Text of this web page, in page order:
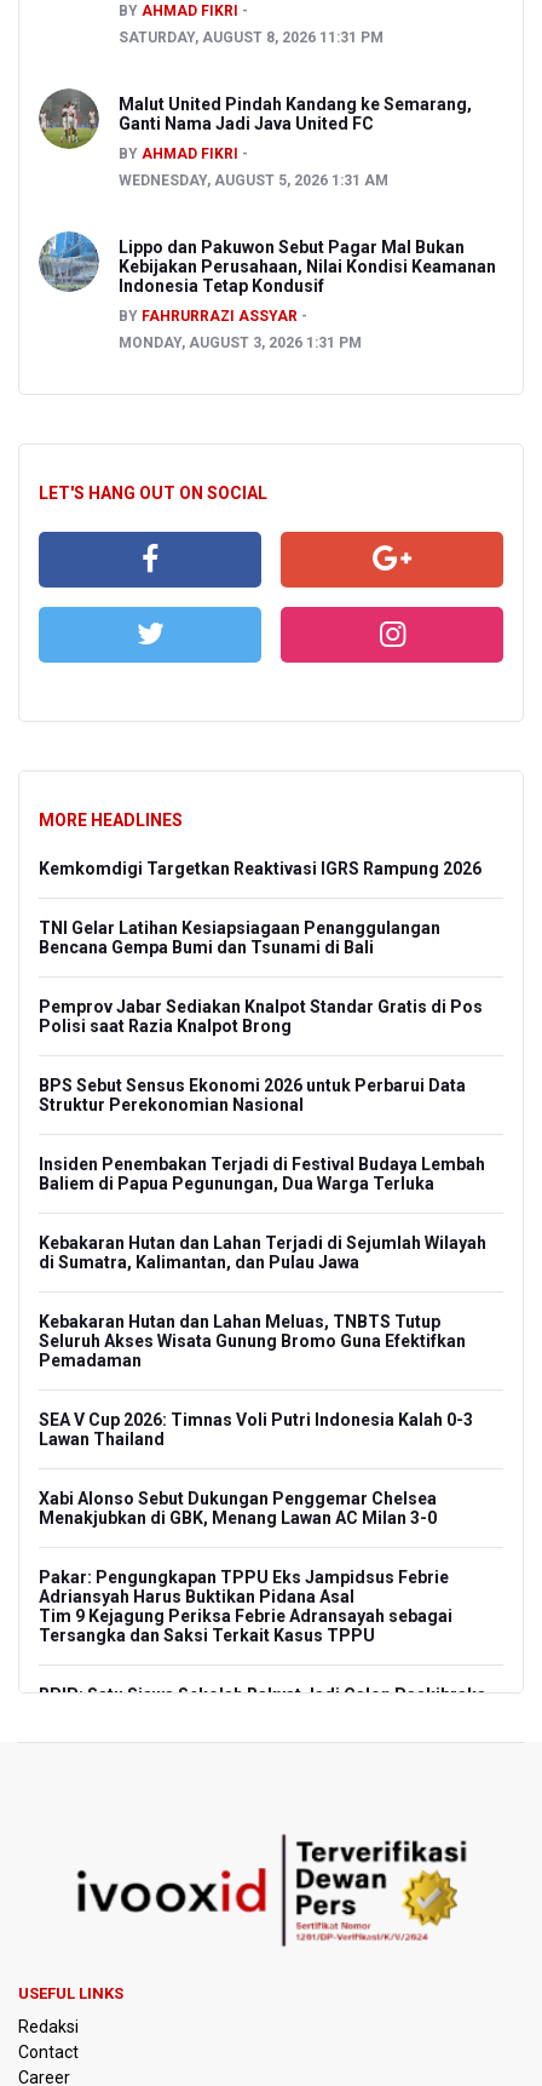
BY AHMAD FIKRI
SATURDAY, AUGUST 8, 2026 11:31 PM
Malut United Pindah Kandang ke Semarang,
Ganti Nama Jadi Java United FC
BY AHMAD FIKRI
WEDNESDAY, AUGUST 5, 2026 1:31 AM
Lippo dan Pakuwon Sebut Pagar Mal Bukan
Kebijakan Perusahaan, Nilai Kondisi Keamanan
Indonesia Tetap Kondusif
BY FAHRURRAZI ASSYAR
MONDAY, AUGUST 3, 2026 1:31 PM
LET'S HANG OUT ON SOCIAL
MORE HEADLINES
Kemkomdigi Targetkan Reaktivasi IGRS Rampung 2026
TNI Gelar Latihan Kesiapsiagaan Penanggulangan
Bencana Gempa Bumi dan Tsunami di Bali
Pemprov Jabar Sediakan Knalpot Standar Gratis di Pos
Polisi saat Razia Knalpot Brong
BPS Sebut Sensus Ekonomi 2026 untuk Perbarui Data
Struktur Perekonomian Nasional
Insiden Penembakan Terjadi di Festival Budaya Lembah
Baliem di Papua Pegunungan, Dua Warga Terluka
Kebakaran Hutan dan Lahan Terjadi di Sejumlah Wilayah
di Sumatra, Kalimantan, dan Pulau Jawa
Kebakaran Hutan dan Lahan Meluas, TNBTS Tutup
Seluruh Akses Wisata Gunung Bromo Guna Efektifkan
Pemadaman
SEA V Cup 2026: Timnas Voli Putri Indonesia Kalah 0-3
Lawan Thailand
Xabi Alonso Sebut Dukungan Penggemar Chelsea
Menakjubkan di GBK, Menang Lawan AC Milan 3-0
Pakar: Pengungkapan TPPU Eks Jampidsus Febrie
Adriansyah Harus Buktikan Pidana Asal
Tim 9 Kejagung Periksa Febrie Adransayah sebagai
Tersangka dan Saksi Terkait Kasus TPPU
BPIP: Satu Siswa Sekolah Rakyat Jadi Calon Paskibraka
Kemensos Targetkan 150 Ribu Siswa Masuk Program
Sekolah Rakyat Tahun 2027
Pemprov DKI Jakarta Pastikan Data Pajak dan Aset
Daerah Aman dari Kebakaran Bapenda
Dongkrak Optimisme Pasar, Ekonom Sebut Investor
Masih Selektif
USEFUL LINKS
Redaksi
Contact
Career